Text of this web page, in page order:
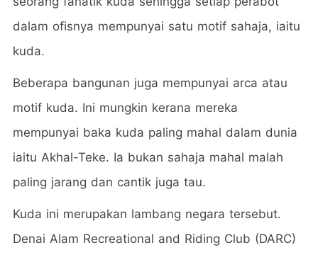
dalam ofisnya mempunyai satu motif sahaja, iaitu
kuda.
Beberapa bangunan juga mempunyai arca atau
motif kuda. Ini mungkin kerana mereka
mempunyai baka kuda paling mahal dalam dunia
iaitu Akhal-Teke. Ia bukan sahaja mahal malah
paling jarang dan cantik juga tau.
Kuda ini merupakan lambang negara tersebut.
Denai Alam Recreational and Riding Club (DARC)